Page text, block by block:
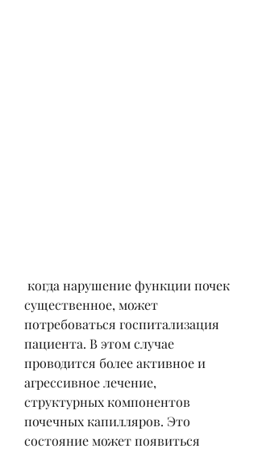
существенное, может
потребоваться госпитализация
пациента. В этом случае
проводится более активное и
агрессивное лечение,
структурных компонентов
почечных капилляров. Это
состояние может появиться